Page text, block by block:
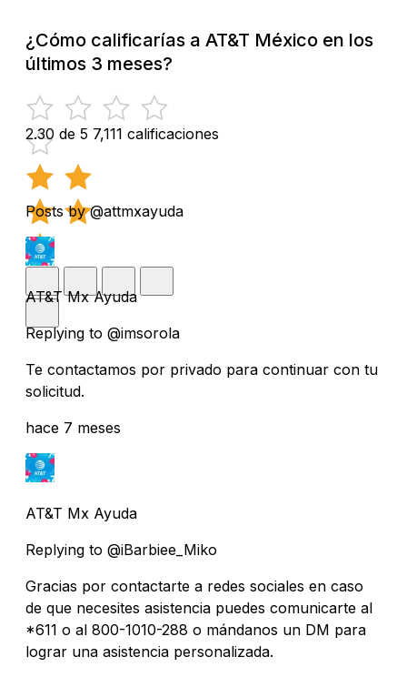
¿Cómo calificarías a AT&T México en los
últimos 3 meses?
2.30 de 5 7,111 calificaciones
Posts by @attmxayuda
AT&T Mx Ayuda
Replying to @imsorola
Te contactamos por privado para continuar con tu
solicitud.
hace 7 meses
AT&T Mx Ayuda
Replying to @iBarbiee_Miko
Gracias por contactarte a redes sociales en caso
de que necesites asistencia puedes comunicarte al
*611 o al 800-1010-288 o mándanos un DM para
lograr una asistencia personalizada.